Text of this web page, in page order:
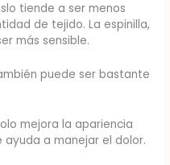
tiende a ser menos
de tejido. La espinilla,
más sensible.
puede ser bastante
mejora la apariencia
a manejar el dolor.